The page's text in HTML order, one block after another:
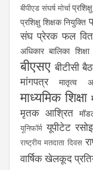
बीपीएड संघर्ष मोर्चा
प्रशिक्षु शिक्षक नियुक्ति
संघ प्रेरक फल
अधिकार बालिका शिक्षा
बीएसए बीटीसी
मांगपत्र
मातृत्व
माध्यमिक शिक्षा
मृतक आश्रित
यूनिफॉर्म यूपीटेट
राष्ट्रीय मतदाता दिवस
वार्षिक खेलकूद